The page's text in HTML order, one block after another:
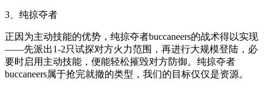
3、纯掠夺者
正因为主动技能的优势，纯掠夺者buccaneers的战术得以实现
——先派出1-2只试探对方火力范围，再进行大规模登陆，必
要时启用主动技能，便能轻松摧毁对方防御。纯掠夺者
buccaneers属于抢完就撤的类型，我们的目标仅仅是资源。